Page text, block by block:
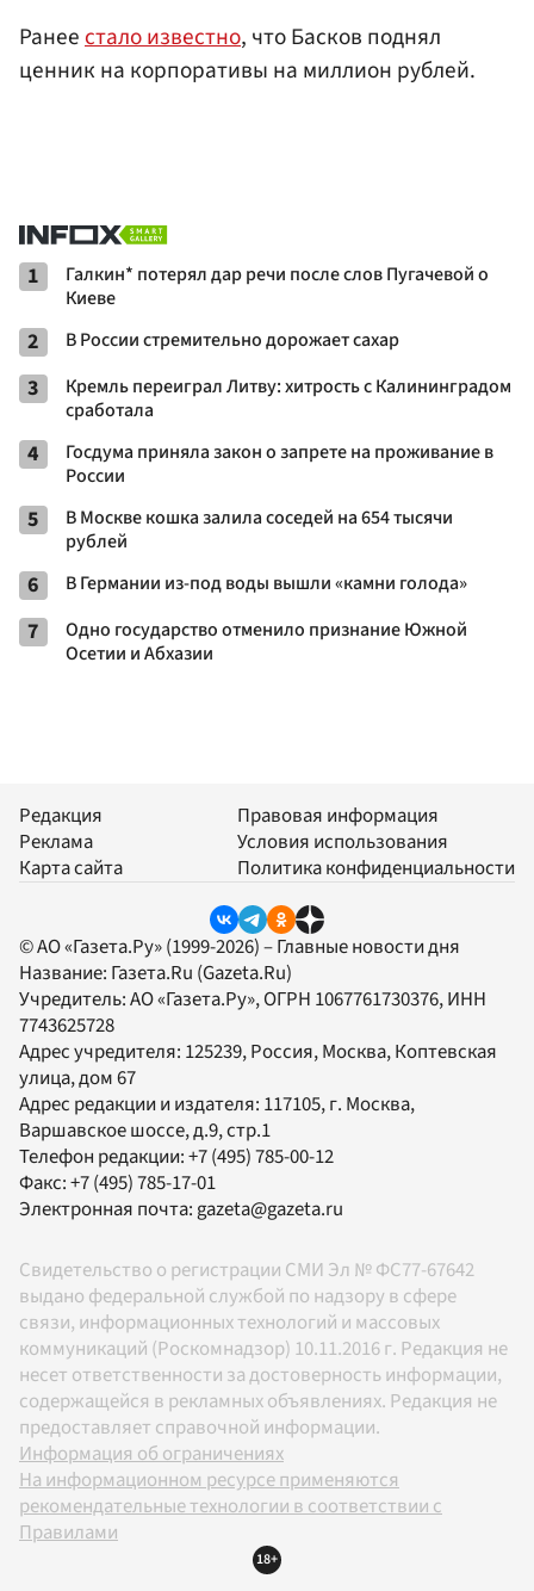
Ранеестало известно, что Басков поднял
ценник на корпоративы на миллион рублей.
1
Галкин* потерял дар речи после слов Пугачевой о
Киеве
2 В России стремительно дорожает сахар
3
Кремль переиграл Литву: хитрость с Калининградом
сработала
4
Госдума приняла закон о запрете на проживание в
России
5
В Москве кошка залила соседей на 654 тысячи
рублей
6 В Германии из-под воды вышли «камни голода»
7
Одно государство отменило признание Южной
Осетии и Абхазии
Редакция
Реклама
Карта сайта
Правовая информация
Условия использования
Политика конфиденциальности
© АО «Газета.Ру» (1999-2026) – Главные новости дня
Название: Газета.Ru (Gazeta.Ru)
Учредитель:АО «Газета.Ру», ОГРН 1067761730376, ИНН
7743625728
Адрес учредителя: 125239, Россия, Москва, Коптевская
улица, дом 67
Адрес редакции и издателя: 117105, г. Москва,
Варшавское шоссе, д.9, стр.1
Телефон редакции:+7 (495) 785-00-12
Факс:+7 (495) 785-17-01
Электронная почта: gazeta@gazeta.ru
Свидетельство о регистрации СМИ Эл № ФС77-67642
выдано федеральной службой по надзору в сфере
связи, информационных технологий и массовых
коммуникаций (Роскомнадзор) 10.11.2016 г. Редакция не
несет ответственности за достоверность информации,
содержащейся в рекламных объявлениях. Редакция не
предоставляет справочной информации.
Информация об ограничениях
На информационном ресурсе применяются
рекомендательные технологии в соответствии с
Правилами
18+